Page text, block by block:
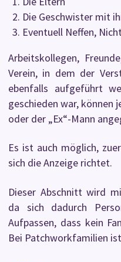
Die Geschwister mit
Eventuell Neffen,
Arbeitskollegen,
Verein, in dem der
ebenfalls aufgeführt
geschieden war, können
oder der „Ex“-Mann
Es ist auch möglich,
sich die Anzeige richtet.
Dieser Abschnitt wird
da sich dadurch
Aufpassen, dass kein
Bei Patchworkfamilien